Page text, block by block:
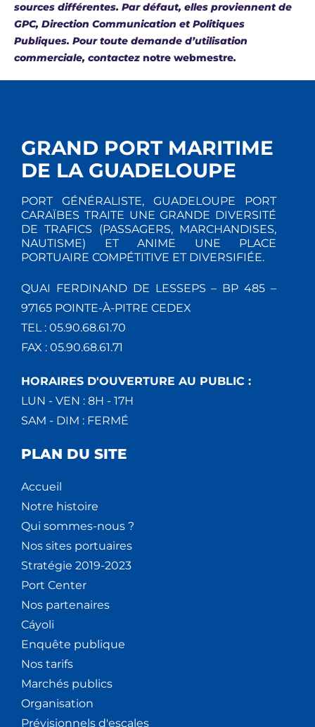
sources différentes. Par défaut, elles proviennent de
GPC, Direction Communication et Politiques
Publiques. Pour toute demande d’utilisation
commerciale, contactez notre webmestre.
GRAND PORT MARITIME
DE LA GUADELOUPE
PORT GÉNÉRALISTE, GUADELOUPE PORT
CARAÏBES TRAITE UNE GRANDE DIVERSITÉ
DE TRAFICS (PASSAGERS, MARCHANDISES,
NAUTISME) ET ANIME UNE PLACE
PORTUAIRE COMPÉTITIVE ET DIVERSIFIÉE.
QUAI FERDINAND DE LESSEPS – BP 485 –
97165 POINTE-À-PITRE CEDEX
TEL : 05.90.68.61.70
FAX : 05.90.68.61.71
HORAIRES D'OUVERTURE AU PUBLIC :
LUN - VEN : 8H - 17H
SAM - DIM : FERMÉ
PLAN DU SITE
Accueil
Notre histoire
Qui sommes-nous ?
Nos sites portuaires
Stratégie 2019-2023
Port Center
Nos partenaires
Cáyoli
Enquête publique
Nos tarifs
Marchés publics
Organisation
Prévisionnels d'escales